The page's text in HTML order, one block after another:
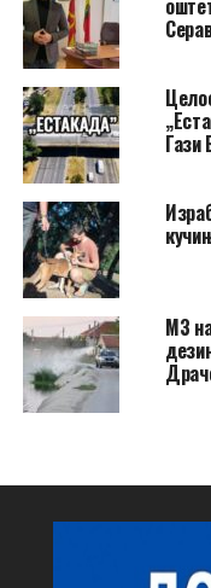
Гази
МЗ